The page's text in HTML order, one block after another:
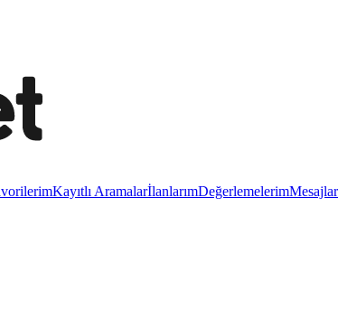
Kayıtlı AramalarİlanlarımDeğerlemelerimMesajlar